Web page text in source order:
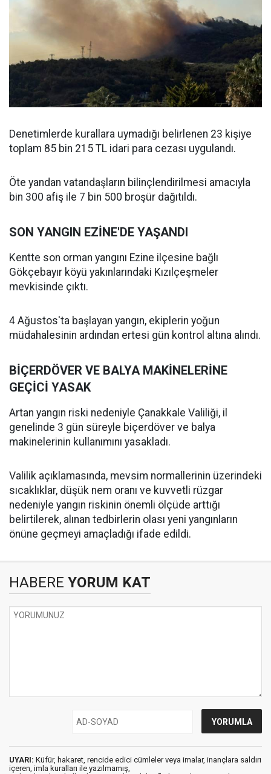
Denetimlerde kurallara uymadığı belirlenen 23 kişiye
toplam 85 bin 215 TL idari para cezası uygulandı.
Öte yandan vatandaşların bilinçlendirilmesi amacıyla
bin 300 afiş ile 7 bin 500 broşür dağıtıldı.
SON YANGIN EZİNE'DE YAŞANDI
Kentte son orman yangını Ezine ilçesine bağlı
Gökçebayır köyü yakınlarındaki Kızılçeşmeler
mevkisinde çıktı.
4 Ağustos'ta başlayan yangın, ekiplerin yoğun
müdahalesinin ardından ertesi gün kontrol altına alındı.
BİÇERDÖVER VE BALYA MAKİNELERİNE
GEÇİCİ YASAK
Artan yangın riski nedeniyle Çanakkale Valiliği, il
genelinde 3 gün süreyle biçerdöver ve balya
makinelerinin kullanımını yasakladı.
Valilik açıklamasında, mevsim normallerinin üzerindeki
sıcaklıklar, düşük nem oranı ve kuvvetli rüzgar
nedeniyle yangın riskinin önemli ölçüde arttığı
belirtilerek, alınan tedbirlerin olası yeni yangınların
önüne geçmeyi amaçladığı ifade edildi.
HABERE YORUM KAT
UYARI: Küfür, hakaret, rencide edici cümleler veya imalar, inançlara saldırı
içeren, imla kuralları ile yazılmamış,